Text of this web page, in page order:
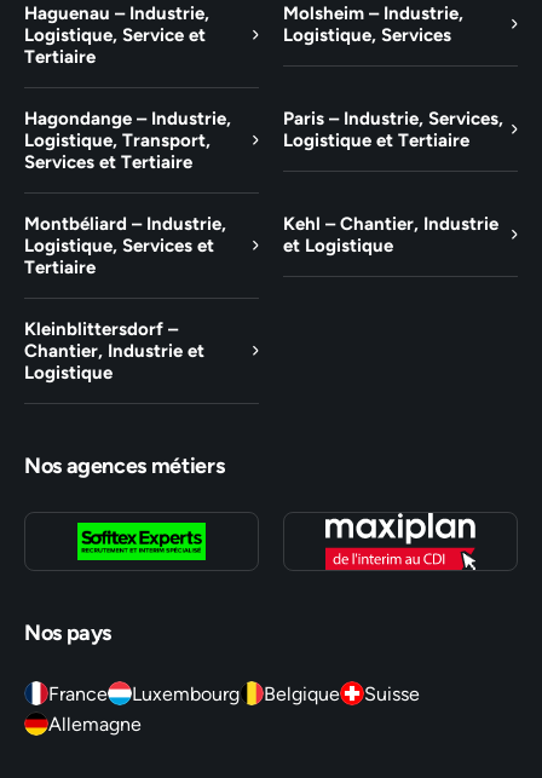
Haguenau – Industrie,
Logistique, Service et
Tertiaire
Molsheim – Industrie,
Logistique, Services
Hagondange – Industrie,
Logistique, Transport,
Services et Tertiaire
Paris – Industrie, Services,
Logistique et Tertiaire
Montbéliard – Industrie,
Logistique, Services et
Tertiaire
Kehl – Chantier, Industrie
et Logistique
Kleinblittersdorf –
Chantier, Industrie et
Logistique
Nos agences métiers
Nos pays
France Luxembourg Belgique
Suisse
Allemagne